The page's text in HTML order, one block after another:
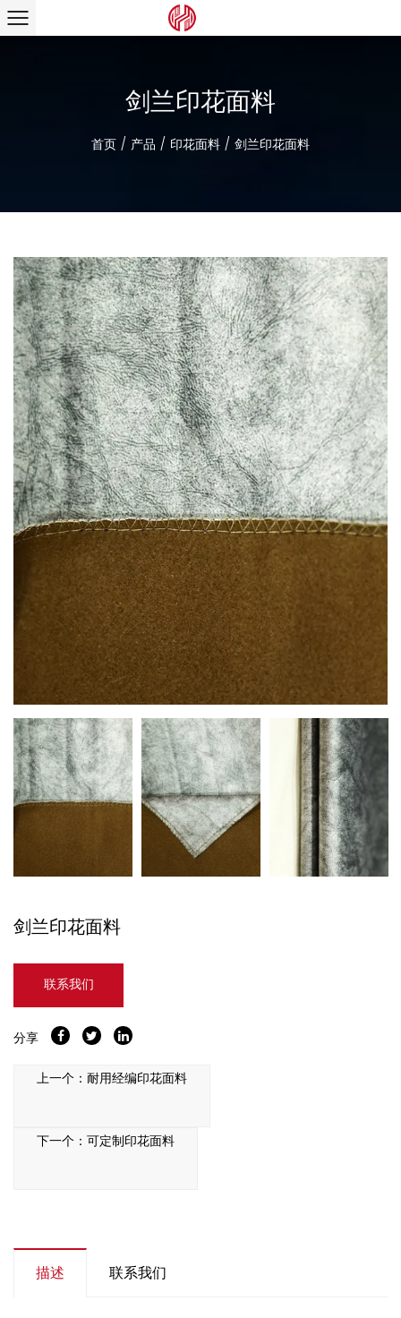
剑兰印花面料
首页 / 产品 / 印花面料 / 剑兰印花面料
剑兰印花面料
联系我们
分享
上一个：耐用经编印花面料
下一个：可定制印花面料
描述 联系我们